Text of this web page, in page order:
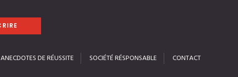
ANECDOTES DE RÉUSSITE SOCIÉTÉ RÉSPONSABLE CONTACT